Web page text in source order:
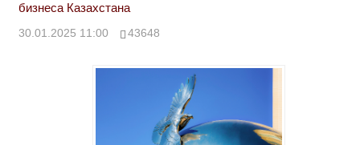
бизнеса Казахстана
30.01.2025 11:00 43648